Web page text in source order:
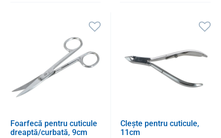
Foarfecă pentru cuticule
dreaptă/curbată, 9cm
Clește pentru cuticule,
11cm